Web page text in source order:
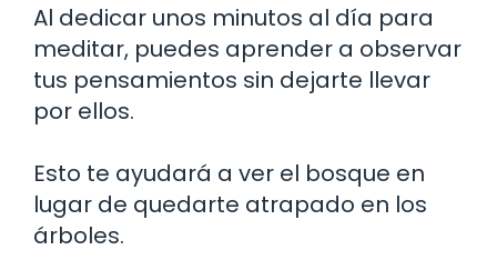
Al dedicar unos minutos al día para
meditar, puedes aprender a observar
tus pensamientos sin dejarte llevar
por ellos.
Esto te ayudará a ver el bosque en
lugar de quedarte atrapado en los
árboles.